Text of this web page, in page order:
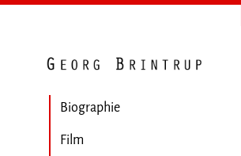
Biographie
Film